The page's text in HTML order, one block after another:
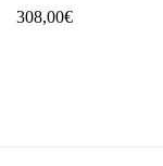
308,00€